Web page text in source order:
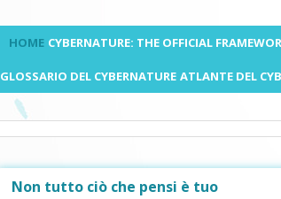
HOME CYBERNATURE: THE OFFICIAL
GLOSSARIO DEL CYBERNATURE ATLANTE DEL
Non tutto ciò che pensi è tuo